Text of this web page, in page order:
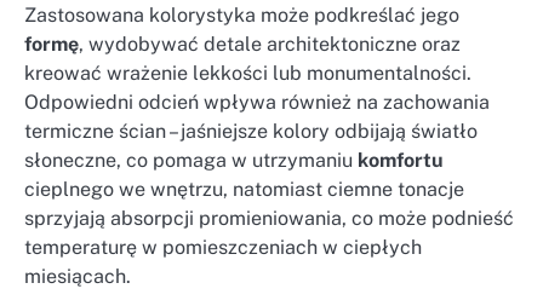
Zastosowana kolorystyka może podkreślać jego
formę, wydobywać detale architektoniczne oraz
kreować wrażenie lekkości lub monumentalności.
Odpowiedni odcień wpływa również na zachowania
termiczne ścian – jaśniejsze kolory odbijają światło
słoneczne, co pomaga w utrzymaniu komfortu
cieplnego we wnętrzu, natomiast ciemne tonacje
sprzyjają absorpcji promieniowania, co może podnieść
temperaturę w pomieszczeniach w ciepłych
miesiącach.